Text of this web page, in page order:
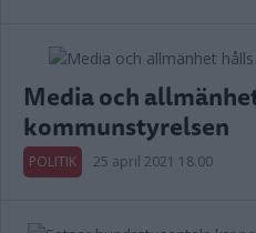
Media och
kommunstyrelsen
POLITIK 25 april 2021 18.00